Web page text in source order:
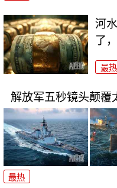
河
了
最热
解放军五秒镜头颠覆
最热